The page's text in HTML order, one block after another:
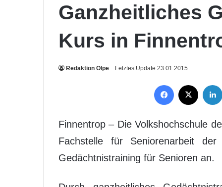
Ganzheitliches
Kurs in
Redaktion Olpe Letztes Update 23.01.2015
Finnentrop – Die Volkshochschule
Fachstelle für Seniorenarbeit
Gedächtnistraining für Senioren an.